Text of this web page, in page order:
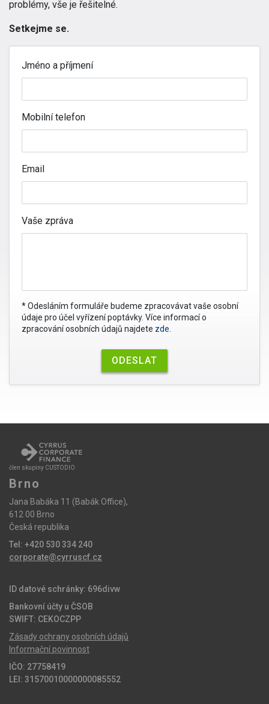
problémy, vše je řešitelné.
Setkejme se.
Jméno a příjmení
Mobilní telefon
Email
Vaše zpráva
* Odesláním formuláře budeme zpracovávat vaše osobní
údaje pro účel vyřízení poptávky. Více informací o
zpracování osobních údajů najdete zde
člen skupiny CUSTODIO
Brno
Jana Babáka 11 (Babák Office),
612 00 Brno
Česká republika
Tel: +420 530 334 240
corporate@cyrruscf.cz
ID datové schránky: 696divw
Bankovní účty u ČSOB
SWIFT: CEKOCZPP
Zásady ochrany osobních údajů
Informační povinnost
IČO: 27758419
LEI: 31570010000000085552